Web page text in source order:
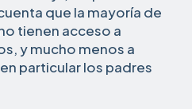
que la mayoría de
tienen acceso a
y mucho menos a
particular los padres